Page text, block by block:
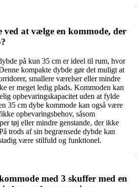
ved at vælge en kommode, der
på kun 35 cm er ideel til rum, hvor
kompakte dybde gør det muligt at
smallere værelser eller mindre
er meget ledig plads. Kommoden kan
opbevaringskapacitet uden at fylde
35 cm dybe kommode kan også være
opbevaringsbehov, såsom
tøj eller mindre genstande, der ikke
trods af sin begrænsede dybde kan
være stilfuld og funktionel.
med 3 skuffer med en